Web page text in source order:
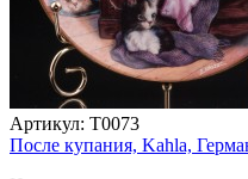
Артикул: T0073
После купания, Kahla,